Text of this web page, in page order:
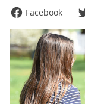
Facebook